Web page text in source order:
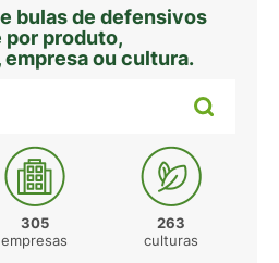
bulas de defensivos
por produto,
ou cultura.
305
empresas
263
culturas